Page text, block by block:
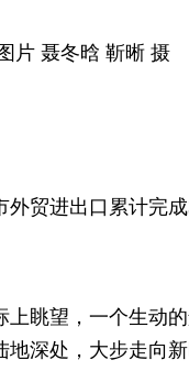
聂冬晗 靳晰 摄
进出口累计完成
眺望，一个生动的
深处，大步走向新